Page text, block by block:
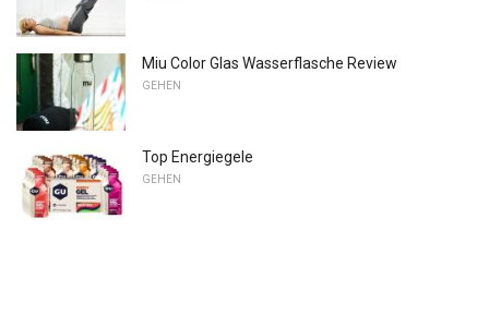
Miu Color Glas Wasserflasche Review
GEHEN
Top Energiegele
GEHEN